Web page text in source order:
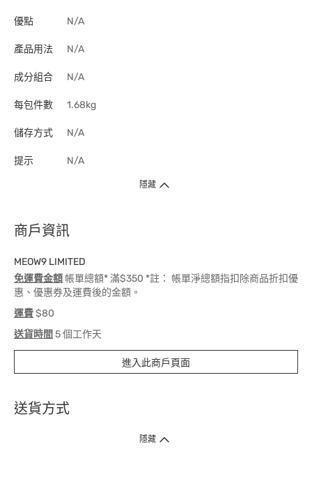
優點 N/A
產品用法 N/A
成分組合 N/A
每包件數 1.68kg
儲存方式 N/A
提示 N/A
隱藏
商戶資訊
MEOW9 LIMITED
免運費金額 帳單總額* 滿$350 *註： 帳單淨總額指扣除商品折扣優
惠、優惠券及運費後的金額。
運費$80
送貨時間 5 個工作天
進入此商戶頁面
送貨方式
1. 送貨到府（受衛生署條例規管產品除外 ）
隱藏